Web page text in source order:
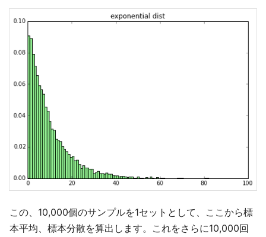
この、10,000個のサンプルを1セットとして、ここから標
本平均、標本分散を算出します。これをさらに10,000回